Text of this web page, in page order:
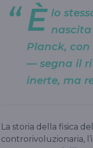
È lo
Planck,
— segna il
inerte, ma
La storia della fisica
controrivoluzionaria,